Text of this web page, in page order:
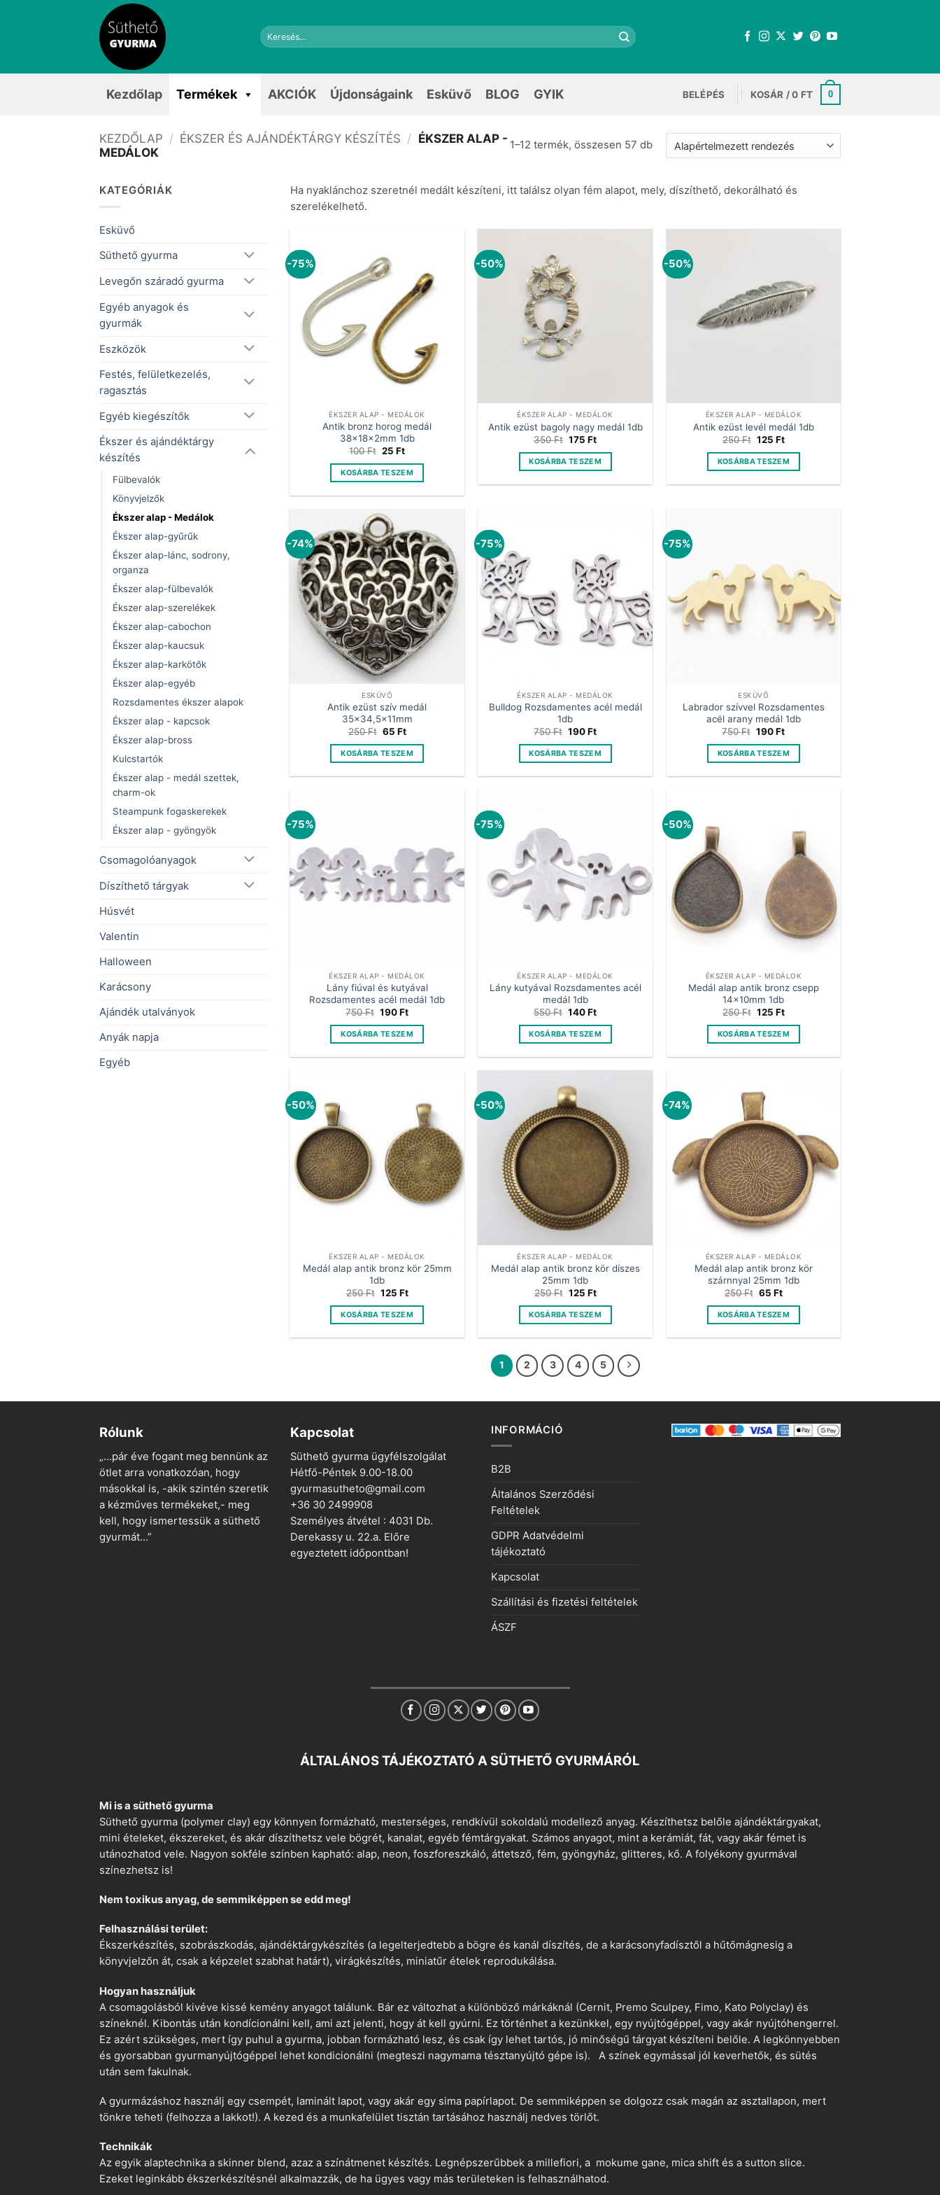
Keresés
a
Kezdőlap Termékek AKCIÓK Újdonságaink Esküvő BLOG GYIK BELÉPÉS KOSÁR /0 FT 0
KEZDŐLAP / ÉKSZER ÉS AJÁNDÉKTÁRGY KÉSZÍTÉS / ÉKSZER ALAP -
MEDÁLOK
1–12 termék, összesen 57 db
KATEGÓRIÁK
Esküvő
Süthető gyurma
Levegőn száradó gyurma
Egyéb anyagok és
gyurmák
Eszközök
Festés, felületkezelés,
ragasztás
Egyéb kiegészítők
Ékszer és ajándéktárgy
készítés
Fülbevalók
Könyvjelzők
Ékszer alap - Medálok
Ékszer alap-gyűrűk
Ékszer alap-lánc, sodrony,
organza
Ékszer alap-fülbevalók
Ékszer alap-szerelékek
Ékszer alap-cabochon
Ékszer alap-kaucsuk
Ékszer alap-karkötők
Ékszer alap-egyéb
Rozsdamentes ékszer alapok
Ékszer alap - kapcsok
Ékszer alap-bross
Kulcstartók
Ékszer alap - medál szettek,
charm-ok
Steampunk fogaskerekek
Ékszer alap - gyöngyök
Csomagolóanyagok
Díszíthető tárgyak
Húsvét
Valentin
Halloween
Karácsony
Ajándék utalványok
Anyák napja
Egyéb
Ha nyaklánchoz szeretnél medált készíteni, itt találsz olyan fém alapot, mely, díszíthető, dekorálható és
szerelékelhető.
-75%
ÉKSZER ALAP - MEDÁLOK
Antik bronz horog medál
38x18x2mm 1db
100Ft Original
was:
100 Ft.
25FtCurrent
is:
25 Ft.
KOSÁRBA TESZEM
-50%
ÉKSZER ALAP - MEDÁLOK
Antik ezüst bagoly nagy medál 1db
350Ft Original
was:
350 Ft.
175FtCurrent
is:
175 Ft.
KOSÁRBA TESZEM
-50%
ÉKSZER ALAP - MEDÁLOK
Antik ezüst levél medál 1db
250Ft Original
was:
250 Ft.
125 FtCurrent
is:
125 Ft.
KOSÁRBA TESZEM
-74%
ESKÜVŐ
Antik ezüst szív medál
35×34,5x11mm
250Ft Original
was:
250 Ft.
65 FtCurrent
is:
65 Ft.
KOSÁRBA TESZEM
-75%
ÉKSZER ALAP - MEDÁLOK
Bulldog Rozsdamentes acél medál
1db
750Ft Original
was:
750 Ft.
190FtCurrent
is:
190 Ft.
KOSÁRBA TESZEM
-75%
ESKÜVŐ
Labrador szívvel Rozsdamentes
acél arany medál 1db
750Ft Original
was:
750 Ft.
190FtCurrent
is:
190 Ft.
KOSÁRBA TESZEM
-75%
ÉKSZER ALAP - MEDÁLOK
Lány fiúval és kutyával
Rozsdamentes acél medál 1db
750Ft Original
was:
750 Ft.
190FtCurrent
is:
190 Ft.
KOSÁRBA TESZEM
-75%
ÉKSZER ALAP - MEDÁLOK
Lány kutyával Rozsdamentes acél
medál 1db
550Ft Original
was:
550 Ft.
140FtCurrent
is:
140 Ft.
KOSÁRBA TESZEM
-50%
ÉKSZER ALAP - MEDÁLOK
Medál alap antik bronz csepp
14x10mm 1db
250Ft Original
was:
250 Ft.
125 FtCurrent
is:
125 Ft.
KOSÁRBA TESZEM
-50%
ÉKSZER ALAP - MEDÁLOK
Medál alap antik bronz kör 25mm
1db
250Ft Original
was:
250 Ft.
125 FtCurrent
is:
125 Ft.
KOSÁRBA TESZEM
-50%
ÉKSZER ALAP - MEDÁLOK
Medál alap antik bronz kör díszes
25mm 1db
250Ft Original
was:
250 Ft.
125 FtCurrent
is:
125 Ft.
KOSÁRBA TESZEM
-74%
ÉKSZER ALAP - MEDÁLOK
Medál alap antik bronz kör
szárnnyal 25mm 1db
250Ft Original
was:
250 Ft.
65 FtCurrent
is:
65 Ft.
KOSÁRBA TESZEM
1 2 3 4 5
Rólunk
„…pár éve fogant meg bennünk az
ötlet arra vonatkozóan, hogy
másokkal is, -akik szintén szeretik
a kézműves termékeket,- meg
kell, hogy ismertessük a süthető
gyurmát…”
Kapcsolat
Süthető gyurma ügyfélszolgálat
Hétfő-Péntek 9.00-18.00
gyurmasutheto@gmail.com
+36 30 2499908
Személyes átvétel : 4031 Db.
Derekassy u. 22.a. Előre
egyeztetett időpontban!
INFORMÁCIÓ
B2B
Általános Szerződési
Feltételek
GDPR Adatvédelmi
tájékoztató
Kapcsolat
Szállítási és fizetési feltételek
ÁSZF
ÁLTALÁNOS TÁJÉKOZTATÓ A SÜTHETŐ GYURMÁRÓL
Mi is a süthető gyurma
Süthető gyurma (polymer clay) egy könnyen formázható, mesterséges, rendkívül sokoldalú modellező anyag. Készíthetsz belőle ajándéktárgyakat,
mini ételeket, ékszereket, és akár díszíthetsz vele bögrét, kanalat, egyéb fémtárgyakat. Számos anyagot, mint a kerámiát, fát, vagy akár fémet is
utánozhatod vele. Nagyon sokféle színben kapható: alap, neon, foszforeszkáló, áttetsző, fém, gyöngyház, glitteres, kő. A folyékony gyurmával
színezhetsz is!
Nem toxikus anyag, de semmiképpen se edd meg!
Felhasználási terület:
Ékszerkészítés, szobrászkodás, ajándéktárgykészítés (a legelterjedtebb a bögre és kanál díszítés, de a karácsonyfadísztől a hűtőmágnesig a
könyvjelzőn át, csak a képzelet szabhat határt), virágkészítés, miniatűr ételek reprodukálása.
Hogyan használjuk
A csomagolásból kivéve kissé kemény anyagot találunk. Bár ez változhat a különböző márkáknál (Cernit, Premo Sculpey, Fimo, Kato Polyclay) és
színeknél. Kibontás után kondícionálni kell, ami azt jelenti, hogy át kell gyúrni. Ez történhet a kezünkkel, egy nyújtógéppel, vagy akár nyújtóhengerrel.
Ez azért szükséges, mert így puhul a gyurma, jobban formázható lesz, és csak így lehet tartós, jó minőségű tárgyat készíteni belőle. A legkönnyebben
és gyorsabban gyurmanyújtógéppel lehet kondicionálni (megteszi nagymama tésztanyújtó gépe is). A színek egymással jól keverhetők, és sütés
után sem fakulnak.
A gyurmázáshoz használj egy csempét, laminált lapot, vagy akár egy sima papírlapot. De semmiképpen se dolgozz csak magán az asztallapon, mert
tönkre teheti (felhozza a lakkot!). A kezed és a munkafelület tisztán tartásához használj nedves törlőt.
Technikák
Az egyik alaptechnika a skinner blend, azaz a színátmenet készítés. Legnépszerűbbek a millefiori, a mokume gane, mica shift és a sutton slice.
Ezeket leginkább ékszerkészítésnél alkalmazzák, de ha ügyes vagy más területeken is felhasználhatod.